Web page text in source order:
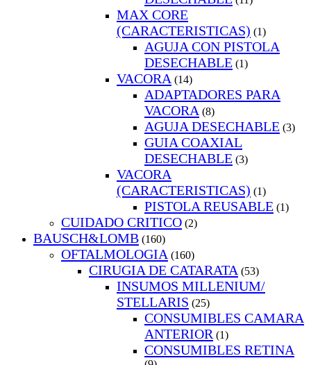
MAX CORE
(CARACTERISTICAS) (1)
AGUJA CON PISTOLA
DESECHABLE (1)
VACORA (14)
ADAPTADORES PARA
VACORA (8)
AGUJA DESECHABLE (3)
GUIA COAXIAL
DESECHABLE (3)
VACORA
(CARACTERISTICAS) (1)
PISTOLA REUSABLE (1)
CUIDADO CRITICO (2)
BAUSCH&LOMB (160)
OFTALMOLOGIA (160)
CIRUGIA DE CATARATA (53)
INSUMOS MILLENIUM/
STELLARIS (25)
CONSUMIBLES CAMARA
ANTERIOR (1)
CONSUMIBLES RETINA